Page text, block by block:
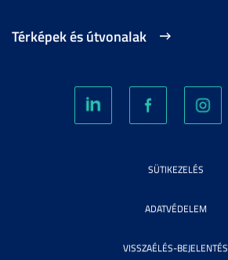
Térképek és útvonalak
SÜTIKEZELÉS
ADATVÉDELEM
VISSZAÉLÉS-BEJELENTÉS